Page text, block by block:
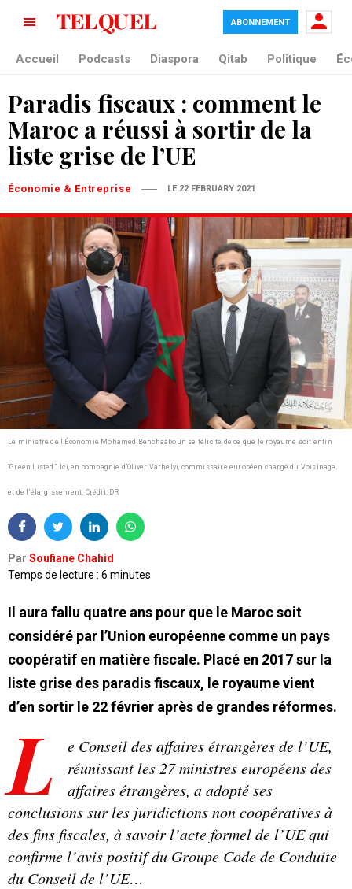
ABONNEMENT
Accueil Podcasts Diaspora Qitab Politique
Paradis fiscaux : comment le
Maroc a réussi à sortir de la
liste grise de l’UE
Économie & Entreprise LE 22 FEBRUARY 2021
Le ministre de l’Économie Mohamed Benchaâboun se félicite de ce que le royaume soit enfin
“Green Listed”. Ici, en compagnie d’Oliver Varhelyi, commissaire européen chargé du Voisinage
et de l’élargissement. Crédit: DR
Par Soufiane Chahid
Temps de lecture : 6 minutes
Il aura fallu quatre ans pour que le Maroc soit
considéré par l’Union européenne comme un pays
coopératif en matière fiscale. Placé en 2017 sur la
liste grise des paradis fiscaux, le royaume vient
d’en sortir le 22 février après de grandes réformes.
L
e Conseil des affaires étrangères de l’UE,
réunissant les 27 ministres européens des
affaires étrangères, a adopté ses
conclusions sur les juridictions non coopératives à
des fins fiscales, à savoir l’acte formel de l’UE qui
confirme l’avis positif du Groupe Code de Conduite
du Conseil de l’UE…